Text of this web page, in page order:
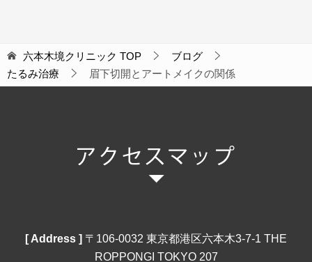
六本木境クリニック TOP
ブログ
たるみ治療
眉下切開とアートメイクの関係
[ Address ] 〒106‐0032 東京都港区六本木3-7-1 THE
ROPPONGI TOKYO 207